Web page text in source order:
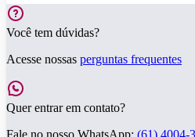
Você tem dúvidas?
Acesse nossas perguntas frequentes
Quer entrar em contato?